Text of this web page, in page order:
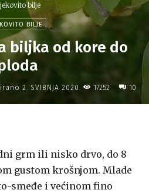
bilje
BILJE
biljka od kore do
2. SVIBNJA 2020. 17252 10
grm ili nisko drvo, do 8
gustom krošnjom. Mlade
smeđe i većinom fino